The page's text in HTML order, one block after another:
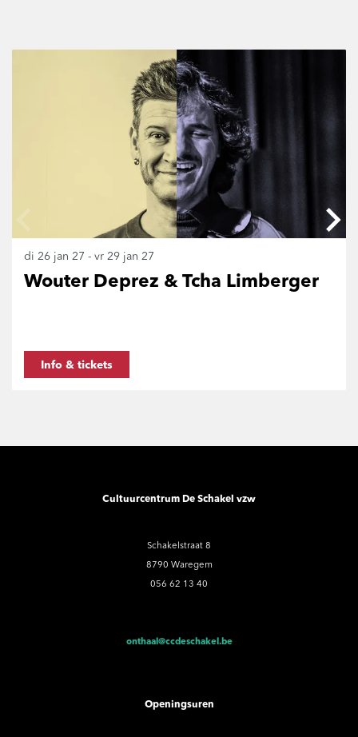
Wouter Deprez & Tcha Limberger
di 26 jan 27 - vr 29 jan 27
Info & tickets
Cultuurcentrum De Schakel vzw
Schakelstraat 8
8790 Waregem
056 62 13 40
onthaal@ccdeschakel.be
Openingsuren